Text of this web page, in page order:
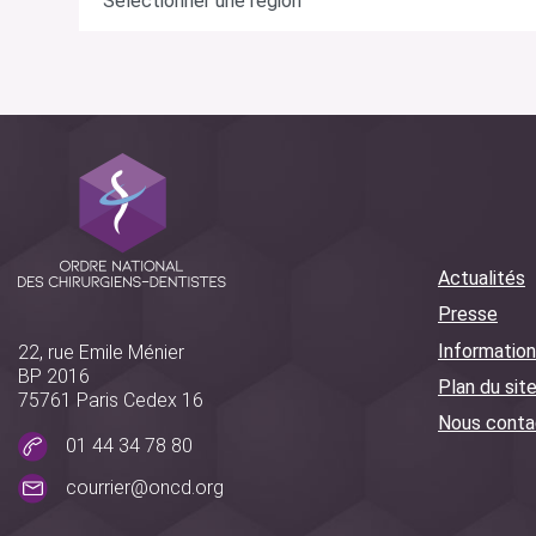
22, rue Emile Ménier
BP 2016
75761 Paris Cedex 16
01 44 34 78 80
courrier@oncd.org
Actualités
Presse
Plan du site
Nous